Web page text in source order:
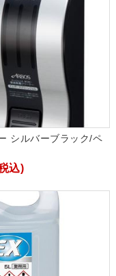
シルバーブラック/ペ
込)